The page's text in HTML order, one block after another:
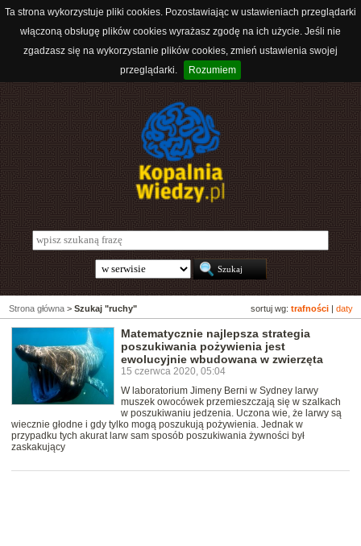
Ta strona wykorzystuje pliki cookies. Pozostawiając w ustawieniach przeglądarki
włączoną obsługę plików cookies wyrażasz zgodę na ich użycie. Jeśli nie
zgadzasz się na wykorzystanie plików cookies, zmień ustawienia swojej
przeglądarki.
Rozumiem
sortuj wg: trafności daty
Strona główna > Szukaj "ruchy"
Matematycznie najlepsza strategia
poszukiwania pożywienia jest
ewolucyjnie wbudowana w zwierzęta
15 czerwca 2020, 05:04
W laboratorium Jimeny Berni w Sydney larwy
muszek owocówek przemieszczają się w szalkach
w poszukiwaniu jedzenia. Uczona wie, że larwy są
wiecznie głodne i gdy tylko mogą poszukują pożywienia. Jednak w
przypadku tych akurat larw sam sposób poszukiwania żywności był
zaskakujący